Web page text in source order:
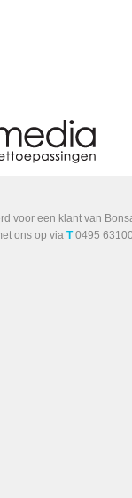
voor een klant van
ons op via T0495